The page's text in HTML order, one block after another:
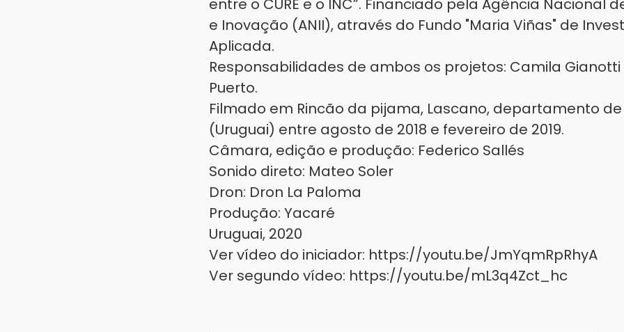
entre o CURE e o INC”. Financiado pela Agência Nacional
e Inovação (ANII), através do Fundo "Maria Viñas" de
Aplicada.
Responsabilidades de ambos os projetos: Camila Gianotti
Puerto.
Filmado em Rincão da pijama, Lascano, departamento de
(Uruguai) entre agosto de 2018 e fevereiro de 2019.
Câmara, edição e produção: Federico Sallés
Sonido direto: Mateo Soler
Dron: Dron La Paloma
Produção: Yacaré
Uruguai, 2020
Ver vídeo do iniciador: https://youtu.be/JmYqmRpRhyA
Ver segundo vídeo: https://youtu.be/mL3q4Zct_hc